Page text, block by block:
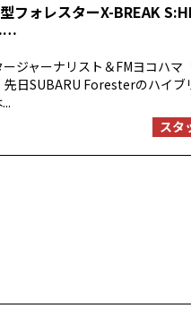
フォレスターX-BREAK
ジャーナリスト＆FMヨコハマ
先日SUBARU Foresterのハイ
スタ